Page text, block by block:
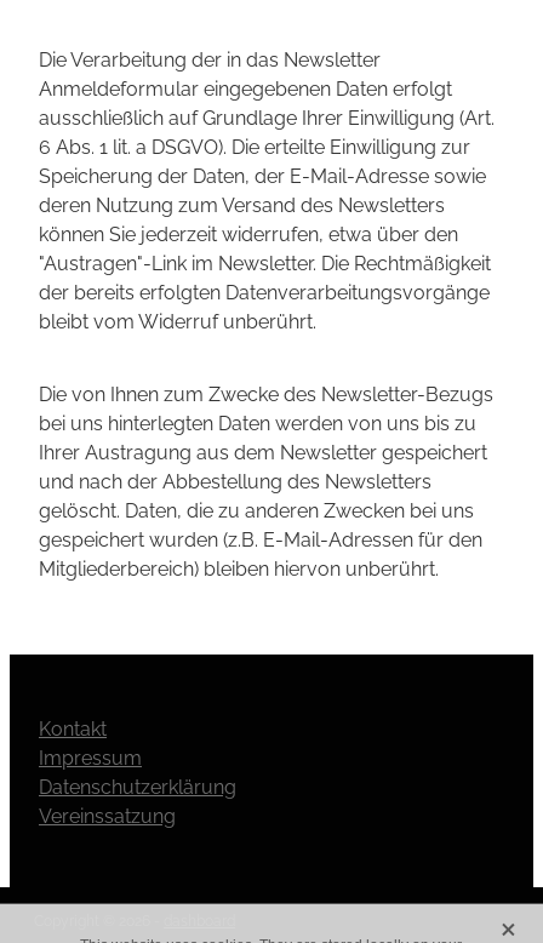
Die Verarbeitung der in das Newsletter
Anmeldeformular eingegebenen Daten erfolgt
ausschließlich auf Grundlage Ihrer Einwilligung (Art.
6 Abs. 1 lit. a DSGVO). Die erteilte Einwilligung zur
Speicherung der Daten, der E-Mail-Adresse sowie
deren Nutzung zum Versand des Newsletters
können Sie jederzeit widerrufen, etwa über den
"Austragen"-Link im Newsletter. Die Rechtmäßigkeit
der bereits erfolgten Datenverarbeitungsvorgänge
bleibt vom Widerruf unberührt.
Die von Ihnen zum Zwecke des Newsletter-Bezugs
bei uns hinterlegten Daten werden von uns bis zu
Ihrer Austragung aus dem Newsletter gespeichert
und nach der Abbestellung des Newsletters
gelöscht. Daten, die zu anderen Zwecken bei uns
gespeichert wurden (z.B. E-Mail-Adressen für den
Mitgliederbereich) bleiben hiervon unberührt.
Kontakt
Impressum
Datenschutzerklärung
Vereinssatzung
X